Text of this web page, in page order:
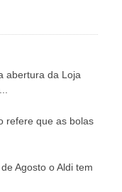
abertura da Loja
refere que as bolas
Agosto o Aldi tem